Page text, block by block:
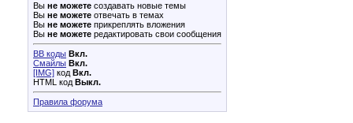
Вы не можете создавать новые темы
Вы не можете отвечать в темах
Вы не можете прикреплять вложения
Вы не можете редактировать свои сообщения
BB коды Вкл.
Смайлы Вкл.
[IMG] код Вкл.
HTML код Выкл.
Правила форума